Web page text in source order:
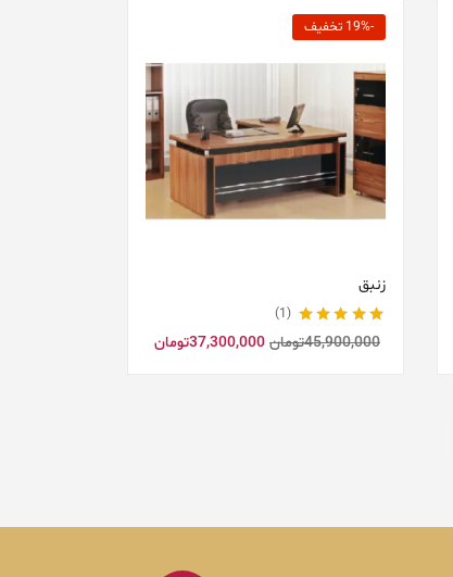
-19% تخفیف
زنبق
نمره 5.00 از 5
1
45,900,000تومان 37,300,000تومان